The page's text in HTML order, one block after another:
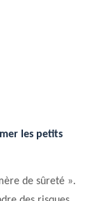
les petits
de sûreté ».